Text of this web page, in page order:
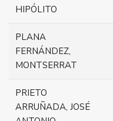
HIPÓLITO
PLANA
FERNÁNDEZ,
MONTSERRAT
PRIETO
ARRUÑADA, JOSÉ